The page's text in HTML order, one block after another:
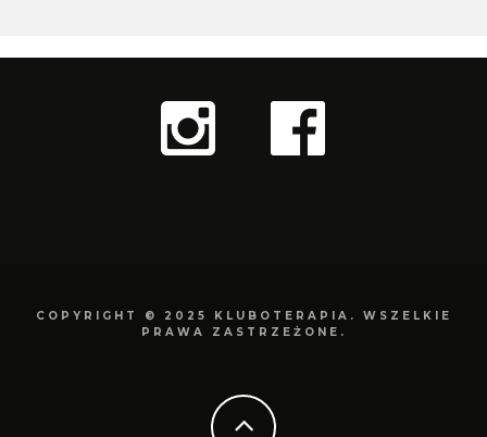
COPYRIGHT © 2025 KLUBOTERAPIA. WSZELKIE
PRAWA ZASTRZEŻONE.